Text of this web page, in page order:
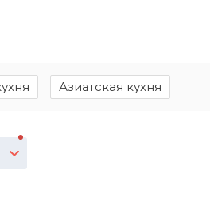
Азиатская кухня